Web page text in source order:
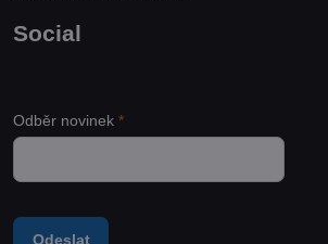
Social
Odběr novinek *
Odeslat